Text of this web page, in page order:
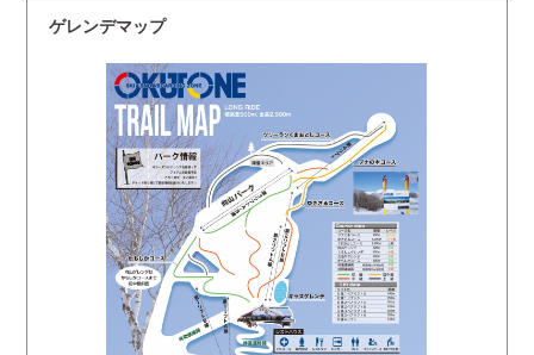
ゲレンデマップ